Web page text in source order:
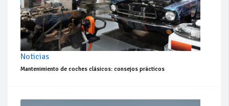
Noticias
Mantenimiento de coches clásicos: consejos prácticos